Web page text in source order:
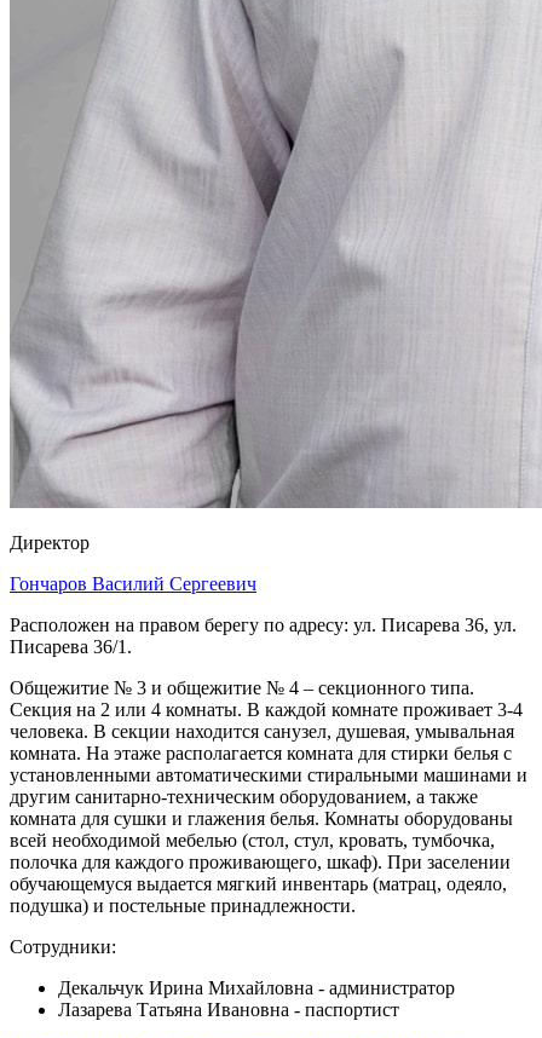
Директор
Гончаров Василий Сергеeвич
Расположен на правом берегу по адресу: ул. Писарева 36, ул.
Писарева 36/1.
Общежитие № 3 и общежитие № 4 – секционного типа.
Секция на 2 или 4 комнаты. В каждой комнате проживает 3-4
человека. В секции находится санузел, душевая, умывальная
комната. На этаже располагается комната для стирки белья с
установленными автоматическими стиральными машинами и
другим санитарно-техническим оборудованием, а также
комната для сушки и глажения белья. Комнаты оборудованы
всей необходимой мебелью (стол, стул, кровать, тумбочка,
полочка для каждого проживающего, шкаф). При заселении
обучающемуся выдается мягкий инвентарь (матрац, одеяло,
подушка) и постельные принадлежности.
Сотрудники:
Декальчук Ирина Михайловна - администратор
Лазарева Татьяна Ивановна - паспортист